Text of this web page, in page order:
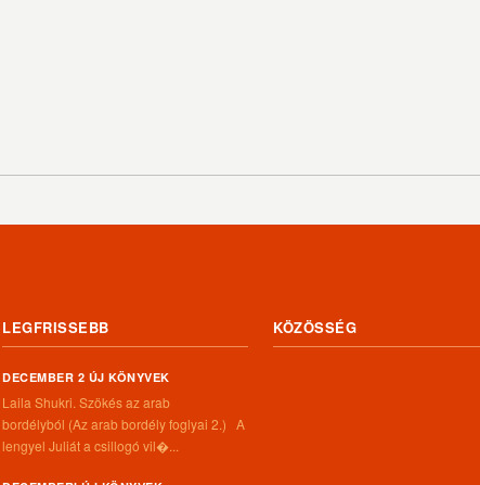
LEGFRISSEBB
DECEMBER 2 ÚJ KÖNYVEK
Laila Shukri. Szökés ​az arab
bordélyból (Az arab bordély foglyai 2.) A
lengyel Juliát a csillogó vil�...
KÖZÖSSÉG